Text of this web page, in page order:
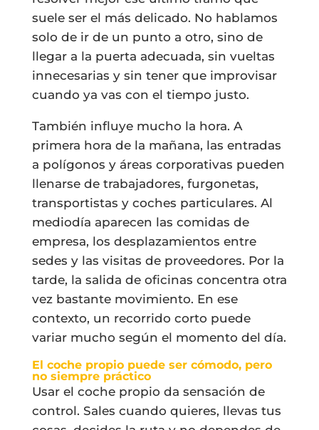
suele ser el más delicado. No hablamos
solo de ir de un punto a otro, sino de
llegar a la puerta adecuada, sin vueltas
innecesarias y sin tener que improvisar
cuando ya vas con el tiempo justo.
También influye mucho la hora. A
primera hora de la mañana, las entradas
a polígonos y áreas corporativas pueden
llenarse de trabajadores, furgonetas,
transportistas y coches particulares. Al
mediodía aparecen las comidas de
empresa, los desplazamientos entre
sedes y las visitas de proveedores. Por la
tarde, la salida de oficinas concentra otra
vez bastante movimiento. En ese
contexto, un recorrido corto puede
variar mucho según el momento del día.
El coche propio puede ser cómodo, pero
no siempre práctico
Usar el coche propio da sensación de
control. Sales cuando quieres, llevas tus